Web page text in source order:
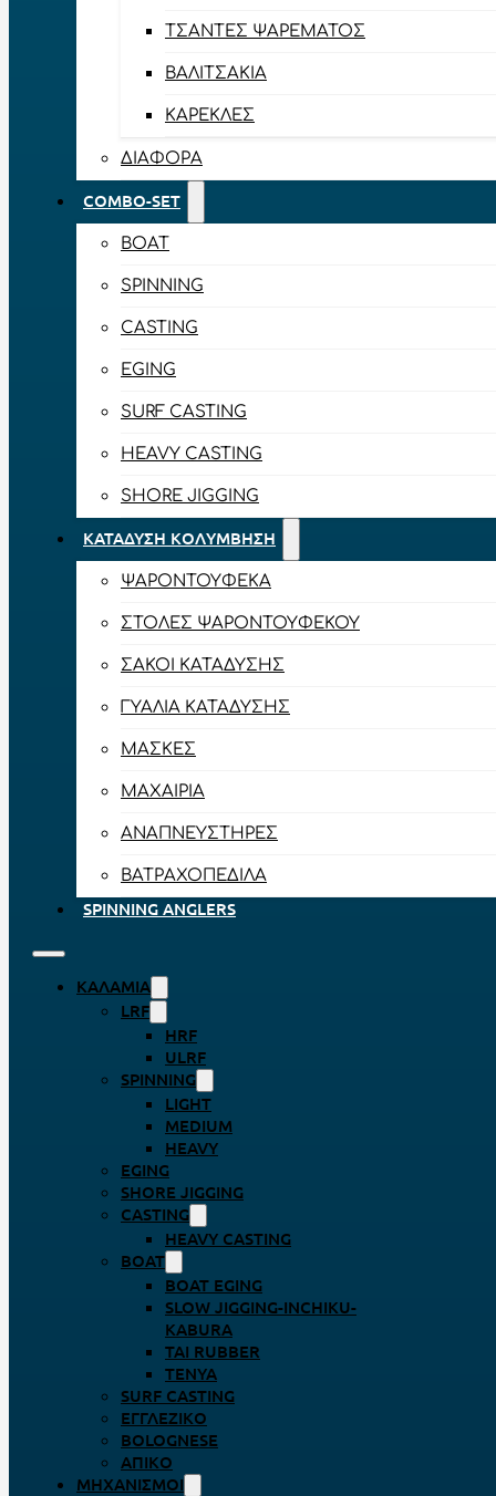
ΤΣΆΝΤΕΣ ΨΑΡΈΜΑΤΟΣ
ΒΑΛΙΤΣΆΚΙΑ
ΚΑΡΈΚΛΕΣ
ΔΙΆΦΟΡΑ
COMBO-SET
BOAT
SPINNING
CASTING
EGING
SURF CASTING
HEAVY CASTING
SHORE JIGGING
ΚΑΤΆΔΥΣΗ ΚΟΛΎΜΒΗΣΗ
ΨΑΡΟΝΤΟΎΦΕΚΑ
ΣΤΟΛΈΣ ΨΑΡΟΝΤΟΎΦΕΚΟΥ
ΣΆΚΟΙ ΚΑΤΆΔΥΣΗΣ
ΓΥΑΛΙΆ ΚΑΤΆΔΥΣΗΣ
ΜΆΣΚΕΣ
ΜΑΧΑΊΡΙΑ
ΑΝΑΠΝΕΥΣΤΉΡΕΣ
ΒΑΤΡΑΧΟΠΈΔΙΛΑ
SPINNING ANGLERS
ΚΑΛΆΜΙΑ
LRF
HRF
ULRF
SPINNING
LIGHT
MEDIUM
HEAVY
EGING
SHORE JIGGING
CASTING
HEAVY CASTING
BOAT
BOAT EGING
SLOW JIGGING-INCHIKU-
KABURA
TAI RUBBER
TENYA
SURF CASTING
ΕΓΓΛΈΖΙΚΟ
BOLOGNESE
ΑΠΊΚΟ
ΜΗΧΑΝΙΣΜΟΊ